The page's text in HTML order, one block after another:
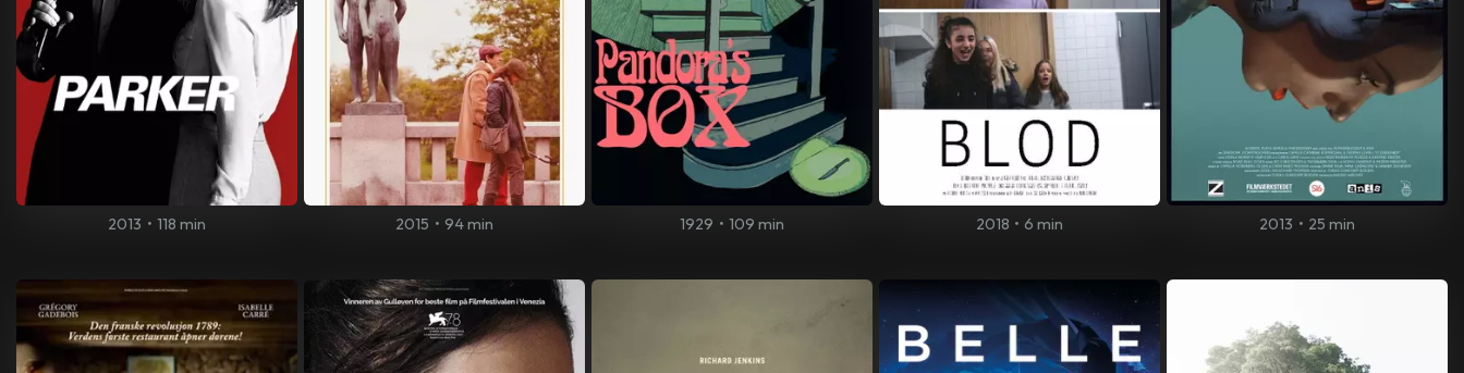
2013 • 118 min 2015 • 94 min 1929 • 109 min 2018 • 6 min 2013 • 25 min